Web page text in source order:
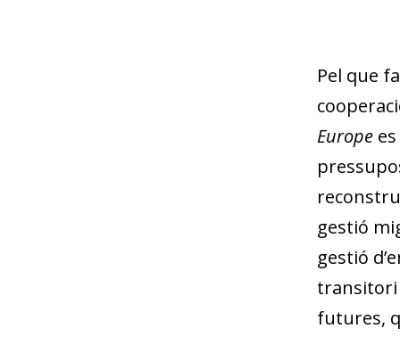
Pel que
Europees
gestió
gestió
transitori
futures,